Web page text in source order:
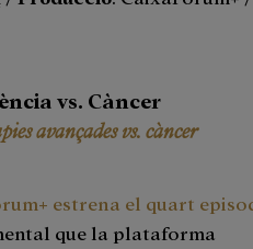
vs. Càncer
avançades vs. càncer
estrena el quart
que la plataforma